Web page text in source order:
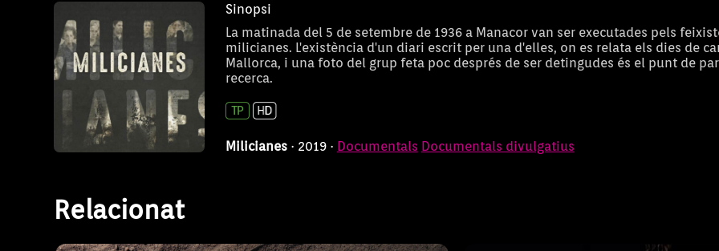
Sinopsi
La matinada del 5 de setembre de 1936 a Manacor van ser executades pels
milicianes. L'existència d'un diari escrit per una d'elles, on es relata els dies de
Mallorca, i una foto del grup feta poc després de ser detingudes és el punt de
recerca.
Milicianes · 2019 · Documentals Documentals divulgatius
Relacionat
Memòria i oblit d'una guerra
Conta la història de la Guerra Civil Espanyola a Mallorca.